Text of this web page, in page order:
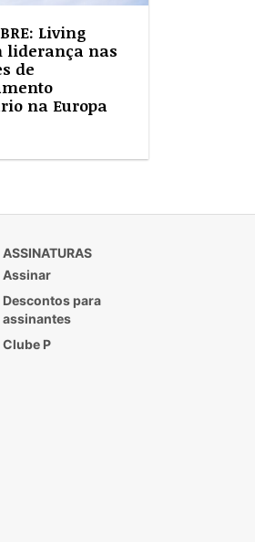
Living
liderança nas
de
na Europa
ASSINATURAS
Assinar
Descontos para
assinantes
Clube P